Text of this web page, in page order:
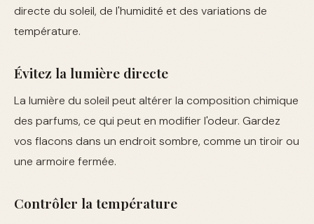
directe du soleil, de l'humidité et des variations de
température.
Évitez la lumière directe
La lumière du soleil peut altérer la composition chimique
des parfums, ce qui peut en modifier l'odeur. Gardez
vos flacons dans un endroit sombre, comme un tiroir ou
une armoire fermée.
Contrôler la température